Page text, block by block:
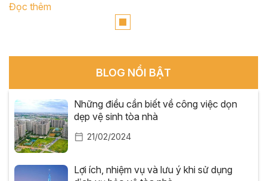
Đọc thêm
BLOG NỔI BẬT
Những điều cần biết về công việc dọn
dẹp vệ sinh tòa nhà
21/02/2024
Lợi ích, nhiệm vụ và lưu ý khi sử dụng